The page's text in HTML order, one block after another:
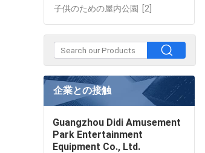
子供のための屋内公園 [2]
企業との接触
Guangzhou Didi Amusement
Park Entertainment
Equipment Co., Ltd.